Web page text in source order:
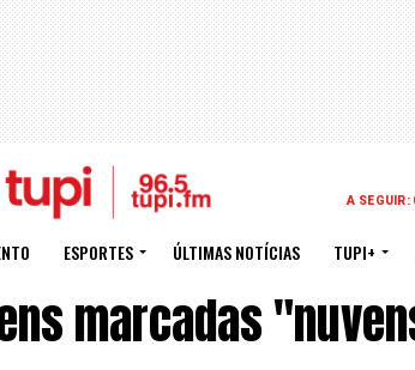
A SEGUIR:
ESPORTES ÚLTIMAS NOTÍCIAS TUPI+
marcadas